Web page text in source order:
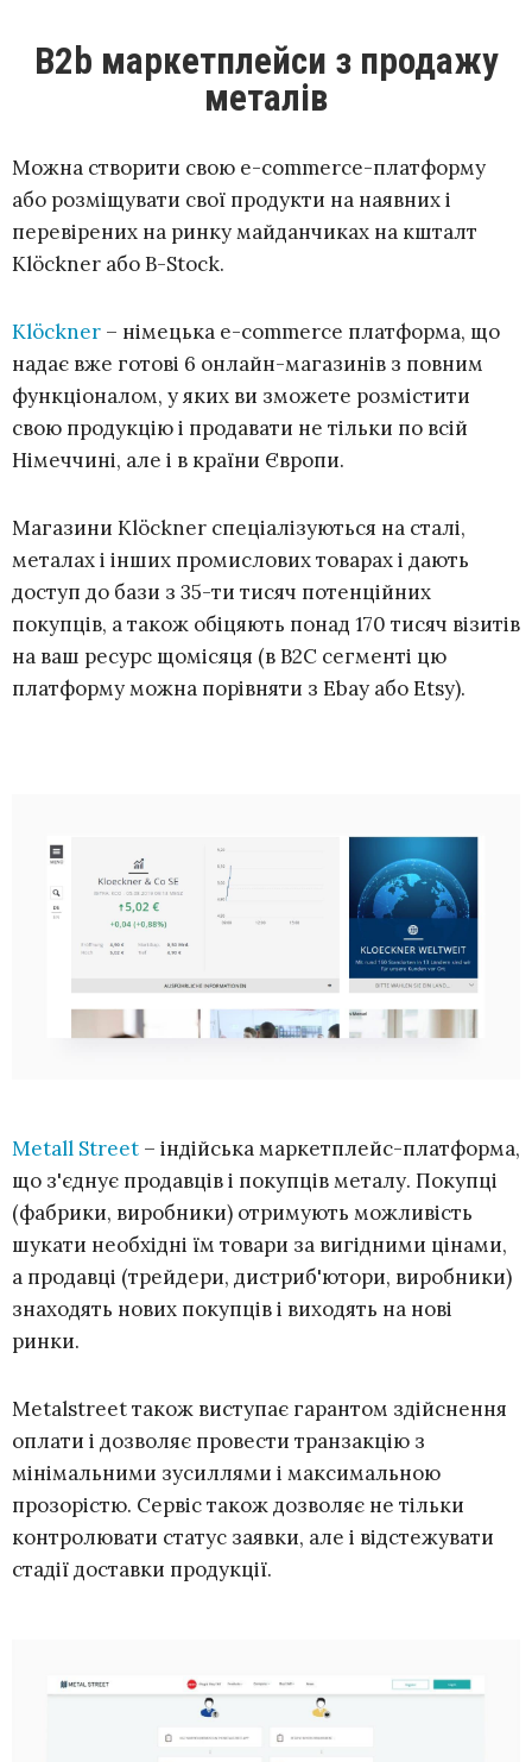
B2b маркетплейси з продажу
металів
Можна створити свою e-commerce-платформу
або розміщувати свої продукти на наявних і
перевірених на ринку майданчиках на кшталт
Klöckner або B-Stock.
Klöckner – німецька e-commerce платформа, що
надає вже готові 6 онлайн-магазинів з повним
функціоналом, у яких ви зможете розмістити
свою продукцію і продавати не тільки по всій
Німеччині, але і в країни Європи.
Магазини Klöckner спеціалізуються на сталі,
металах і інших промислових товарах і дають
доступ до бази з 35-ти тисяч потенційних
покупців, а також обіцяють понад 170 тисяч візитів
на ваш ресурс щомісяця (в B2C сегменті цю
платформу можна порівняти з Ebay або Etsy).
Metall Street – індійська маркетплейс-платформа,
що з'єднує продавців і покупців металу. Покупці
(фабрики, виробники) отримують можливість
шукати необхідні їм товари за вигідними цінами,
а продавці (трейдери, дистриб'ютори, виробники)
знаходять нових покупців і виходять на нові
ринки.
Metalstreet також виступає гарантом здійснення
оплати і дозволяє провести транзакцію з
мінімальними зусиллями і максимальною
прозорістю. Сервіс також дозволяє не тільки
контролювати статус заявки, але і відстежувати
стадії доставки продукції.